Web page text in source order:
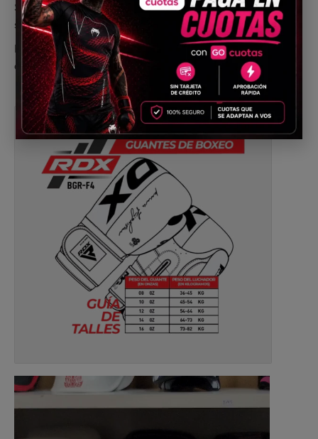
Sistema de gancho y bucle Quick EZ: para un cierre
seguro y protección de la muñeca.
Interior de tela satinada suave: transpirable y
extremadamente suave.
Reproductor